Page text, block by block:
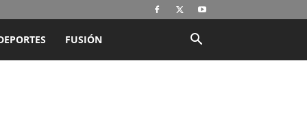
FUSIÓN